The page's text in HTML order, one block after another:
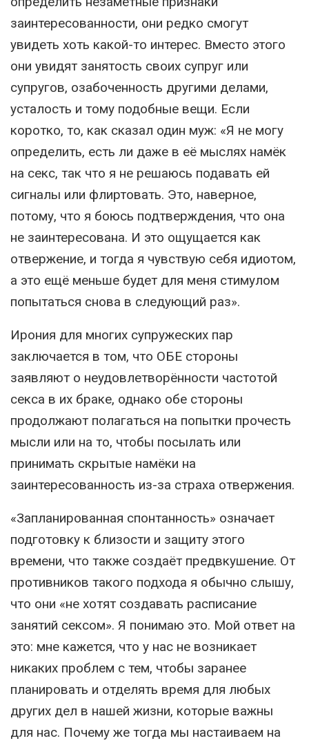
заинтересованности, они редко смогут
увидеть хоть какой-то интерес. Вместо этого
они увидят занятость своих супруг или
супругов, озабоченность другими делами,
усталость и тому подобные вещи. Если
коротко, то, как сказал один муж: «Я не могу
определить, есть ли даже в её мыслях намёк
на секс, так что я не решаюсь подавать ей
сигналы или флиртовать. Это, наверное,
потому, что я боюсь подтверждения, что она
не заинтересована. И это ощущается как
отвержение, и тогда я чувствую себя идиотом,
а это ещё меньше будет для меня стимулом
попытаться снова в следующий раз».
Ирония для многих супружеских пар
заключается в том, что ОБЕ стороны
заявляют о неудовлетворённости частотой
секса в их браке, однако обе стороны
продолжают полагаться на попытки прочесть
мысли или на то, чтобы посылать или
принимать скрытые намёки на
заинтересованность из-за страха отвержения.
«Запланированная спонтанность» означает
подготовку к близости и защиту этого
времени, что также создаёт предвкушение. От
противников такого подхода я обычно слышу,
что они «не хотят создавать расписание
занятий сексом». Я понимаю это. Мой ответ на
это: мне кажется, что у нас не возникает
никаких проблем с тем, чтобы заранее
планировать и отделять время для любых
других дел в нашей жизни, которые важны
для нас. Почему же тогда мы настаиваем на